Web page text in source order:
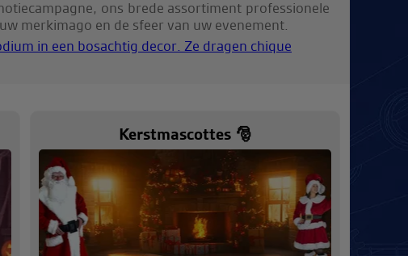
ons brede assortiment professionele
merkimago en de sfeer van uw evenement.
Kerstmascottes 🎅